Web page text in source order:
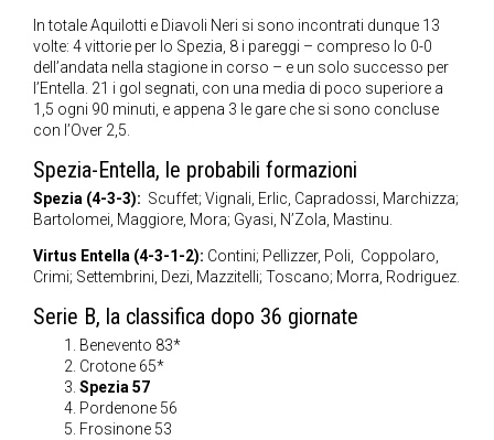
In totale Aquilotti e Diavoli Neri si sono incontrati dunque 13
volte: 4 vittorie per lo Spezia, 8 i pareggi – compreso lo 0-0
dell’andata nella stagione in corso – e un solo successo per
l’Entella. 21 i gol segnati, con una media di poco superiore a
1,5 ogni 90 minuti, e appena 3 le gare che si sono concluse
con l’Over 2,5.
Spezia-Entella, le probabili formazioni
Spezia (4-3-3): Scuffet; Vignali, Erlic, Capradossi, Marchizza;
Bartolomei, Maggiore, Mora; Gyasi, N’Zola, Mastinu.
Virtus Entella (4-3-1-2): Contini; Pellizzer, Poli, Coppolaro,
Crimi; Settembrini, Dezi, Mazzitelli; Toscano; Morra, Rodriguez.
Serie B, la classifica dopo 36 giornate
Benevento 83*
Crotone 65*
Spezia 57
Pordenone 56
Frosinone 53